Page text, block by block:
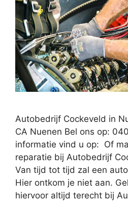
Autobedrijf Cockeveld in
CA Nuenen Bel ons op:
informatie vind u op: Of
reparatie bij Autobedrijf
Van tijd tot tijd zal een
Hier ontkom je niet aan.
hiervoor altijd terecht bij